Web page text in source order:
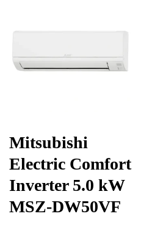
Mitsubishi
Electric Comfort
Inverter 5.0 kW
MSZ-DW50VF